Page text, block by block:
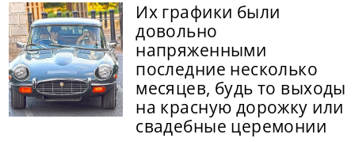
Их графики были
довольно
напряженными
последние несколько
месяцев, будь то выходы
на красную дорожку или
свадебные церемонии